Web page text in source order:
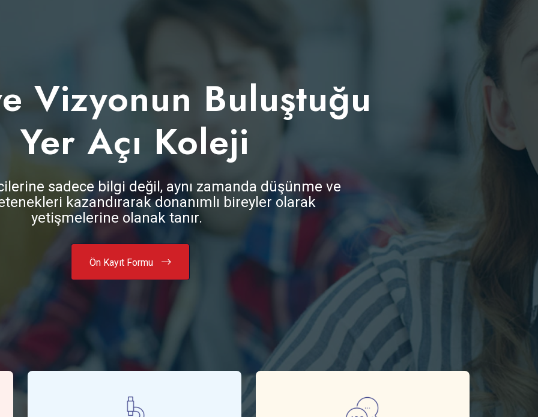
Vizyonun Buluştuğu
Yer Açı Koleji
sadece bilgi değil, aynı zamanda düşünme ve
kazandırarak donanımlı bireyler olarak
yetişmelerine olanak tanır.
Ön Kayıt Formu